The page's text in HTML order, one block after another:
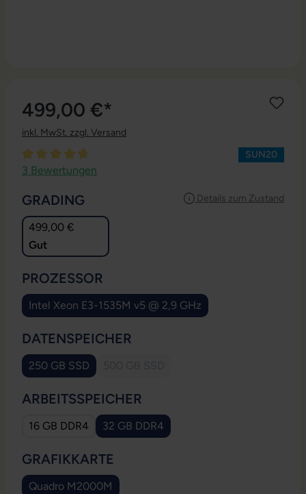
499,00 €*
inkl. MwSt. zzgl. Versand
Durchschnittliche Bewertung von 4.67 von 5 Sternen
3 Bewertungen
SUN20
Details zum Zustand
GRADING
499,00 €
Gut
PROZESSOR
Intel Xeon E3-1535M v5 @ 2,9 GHz
DATENSPEICHER
250 GB SSD
ARBEITSSPEICHER
16 GB DDR4 32 GB DDR4
GRAFIKKARTE
Quadro M2000M